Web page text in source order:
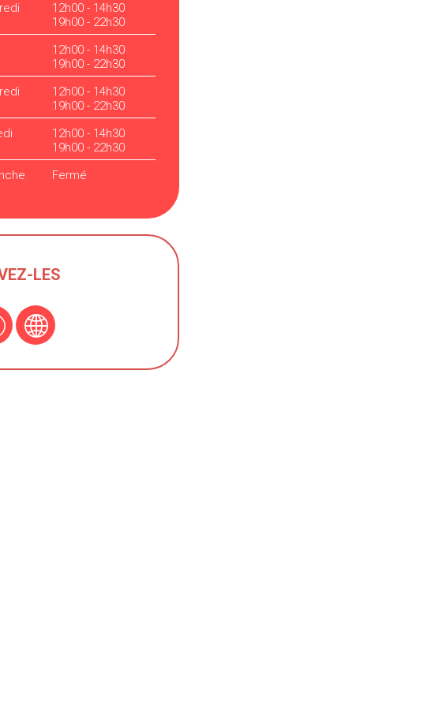
12h00 - 14h30
19h00 - 22h30
12h00 - 14h30
19h00 - 22h30
12h00 - 14h30
19h00 - 22h30
12h00 - 14h30
19h00 - 22h30
Fermé
LES